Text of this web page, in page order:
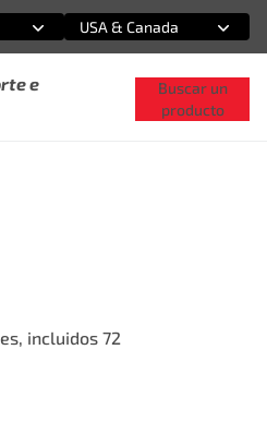
USA & Canada
e
Buscar un
producto
incluidos 72